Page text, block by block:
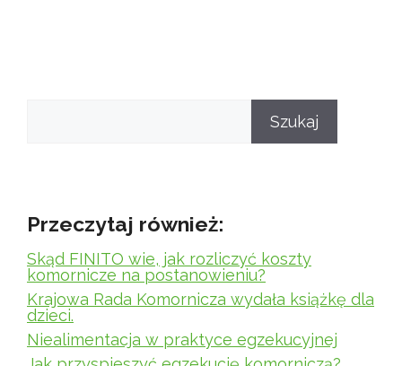
Szukaj
Przeczytaj również:
Skąd FINITO wie, jak rozliczyć koszty
komornicze na postanowieniu?
Krajowa Rada Komornicza wydała książkę dla
dzieci.
Niealimentacja w praktyce egzekucyjnej